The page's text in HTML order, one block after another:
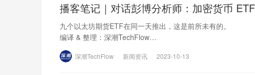
播客笔记｜对话彭博分析师：加密货币
九个以太坊期货ETF在同一天推出，这是前所未有的。
编译 & 整理：深潮TechFlow
同一周，9个以太坊ETF被同时批准通过。
所有这些被 SEC 批准的以太坊 ETF，对加密货币意味着什么
主持人：Dacid & …
深潮TechFlow 新闻资讯 2023-10-13